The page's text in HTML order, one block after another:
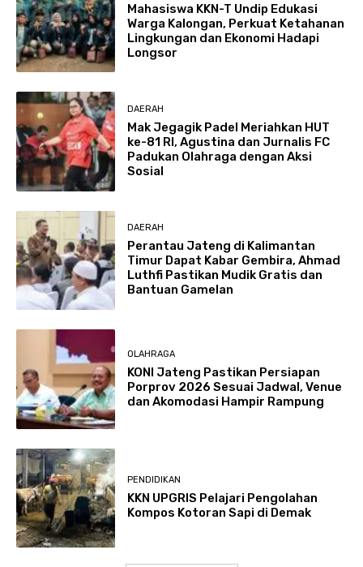
Mahasiswa KKN-T Undip Edukasi
Warga Kalongan, Perkuat Ketahanan
Lingkungan dan Ekonomi Hadapi
Longsor
DAERAH
Mak Jegagik Padel Meriahkan HUT
ke-81 RI, Agustina dan Jurnalis FC
Padukan Olahraga dengan Aksi
Sosial
DAERAH
Perantau Jateng di Kalimantan
Timur Dapat Kabar Gembira, Ahmad
Luthfi Pastikan Mudik Gratis dan
Bantuan Gamelan
OLAHRAGA
KONI Jateng Pastikan Persiapan
Porprov 2026 Sesuai Jadwal, Venue
dan Akomodasi Hampir Rampung
PENDIDIKAN
KKN UPGRIS Pelajari Pengolahan
Kompos Kotoran Sapi di Demak